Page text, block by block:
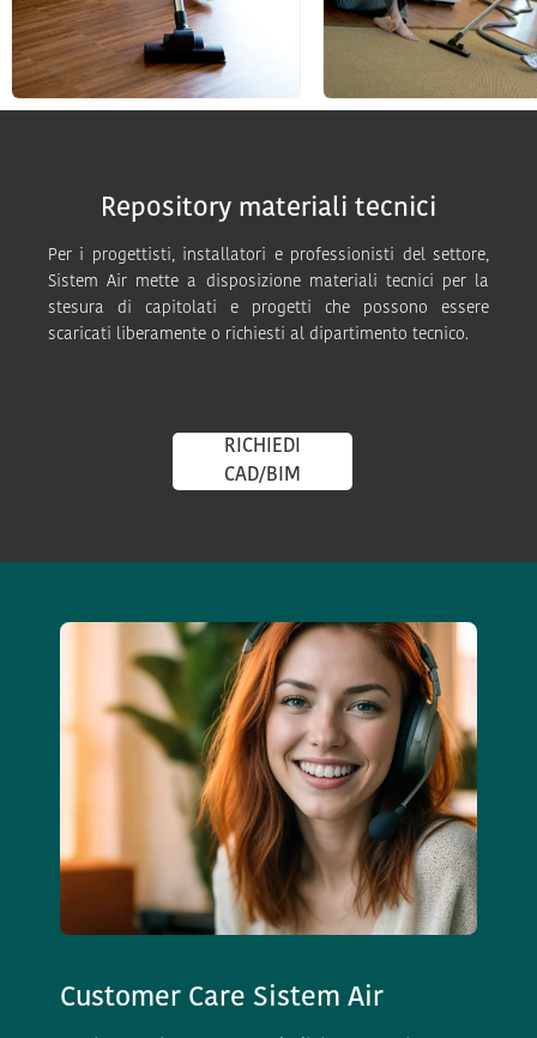
Repository materiali tecnici
Per i progettisti, installatori e professionisti del settore,
Sistem Air mette a disposizione materiali tecnici per la
stesura di capitolati e progetti che possono essere
scaricati liberamente o richiesti al dipartimento tecnico.
RICHIEDI
CAD/BIM
Customer Care Sistem Air